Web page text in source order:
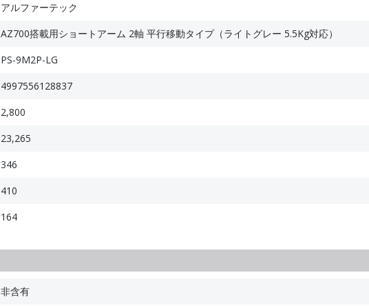
アルファーテック
AZ700搭載用ショートアーム 2軸 平行移動タイプ（ライトグレー 5.5Kg対応）
PS-9M2P-LG
4997556128837
2,800
23,265
346
410
164
非含有